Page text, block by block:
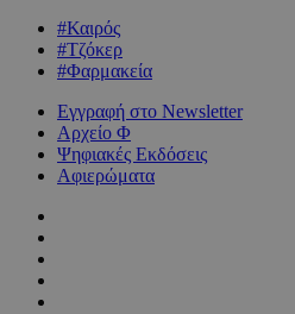
#Καιρός
#Τζόκερ
#Φαρμακεία
Εγγραφή στο Newsletter
Αρχείο Φ
Ψηφιακές Εκδόσεις
Αφιερώματα